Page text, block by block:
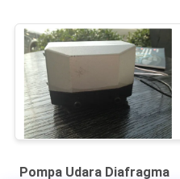
Pompa Udara Diafragma